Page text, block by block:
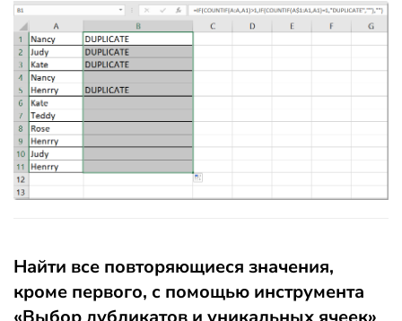
Найти все повторяющиеся значения,
кроме первого, с помощью инструмента